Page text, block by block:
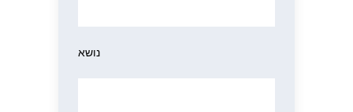
נושא